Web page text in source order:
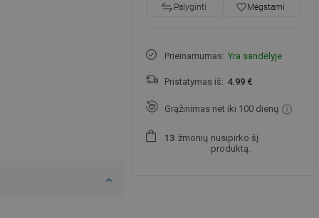
Palyginti favorite_borderMėgstami
Prieinamumas: Yra sandėlyje
Pristatymas iš: 4.99 €
Grąžinimas net iki 100 dienų
1 3 žmonių nusipirko šį
produktą.